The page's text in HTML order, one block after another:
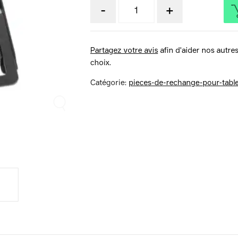
- +
Partagez votre avis afin d'aider nos
choix.
Catégorie: pieces-de-rechange-pour-